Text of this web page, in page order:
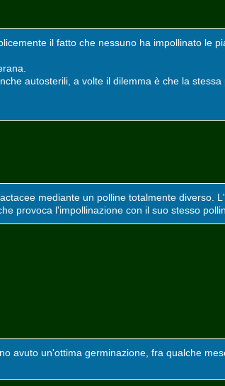
il fatto che nessuno ha impollinato le
autosterili, a volte il dilemma è che la
mediante un polline totalmente diverso.
provoca l'impollinazione con il suo stesso
avuto un'ottima germinazione, fra qualche